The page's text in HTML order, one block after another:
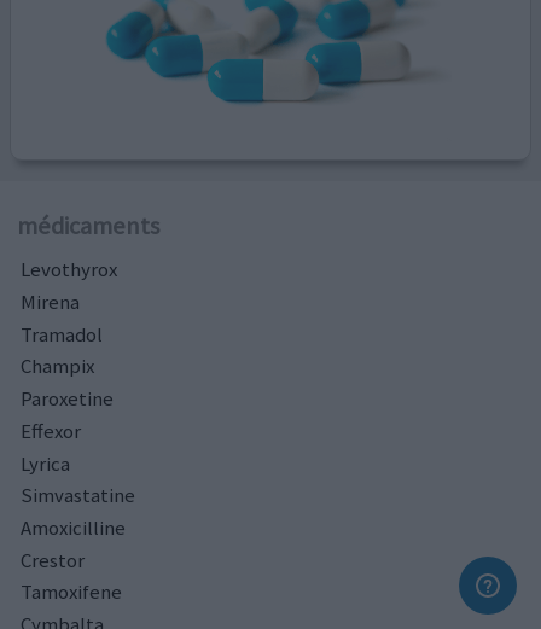
médicaments
Levothyrox
Mirena
Tramadol
Champix
Paroxetine
Effexor
Lyrica
Simvastatine
Amoxicilline
Crestor
Tamoxifene